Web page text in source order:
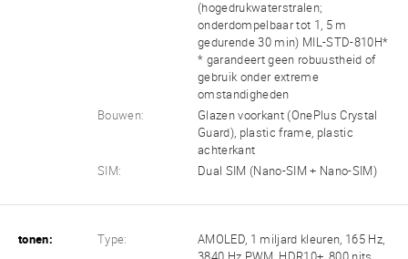
(hogedrukwaterstralen;
onderdompelbaar tot 1, 5 m
gedurende 30 min) MIL-STD-810H*
* garandeert geen robuustheid of
gebruik onder extreme
omstandigheden
Bouwen:
Glazen voorkant (OnePlus Crystal
Guard), plastic frame, plastic
achterkant
SIM:
Dual SIM (Nano-SIM + Nano-SIM)
tonen: Type:
AMOLED, 1 miljard kleuren, 165 Hz,